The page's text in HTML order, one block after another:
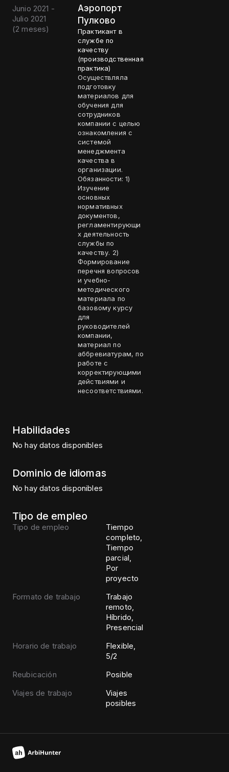
Junio 2021 -
Julio 2021
(2 meses)
Аэропорт
Пулково
Практикант в
службе по
качеству
(производственная
практика)
Осуществляла
подготовку
материалов для
обучения для
сотрудников
компании с целью
ознакомления с
системой
менеджмента
качества в
организации.
Обязанности: 1)
Изучение
основных
нормативных
документов,
регламентирующи
х деятельность
службы по
качеству. 2)
Формирование
перечня вопросов
и учебно-
методического
материала по
базовому курсу
для
руководителей
компании,
материал по
аббревиатурам, по
работе с
корректирующими
действиями и
несоответствиями.
Habilidades
No hay datos disponibles
Dominio de idiomas
No hay datos disponibles
Tipo de empleo
Tipo de empleo
Tiempo
completo,
Tiempo
parcial,
Por
proyecto
Formato de trabajo
Trabajo
remoto,
Híbrido,
Presencial
Horario de trabajo
Flexible,
5/2
Reubicación
Posible
Viajes de trabajo
Viajes
posibles